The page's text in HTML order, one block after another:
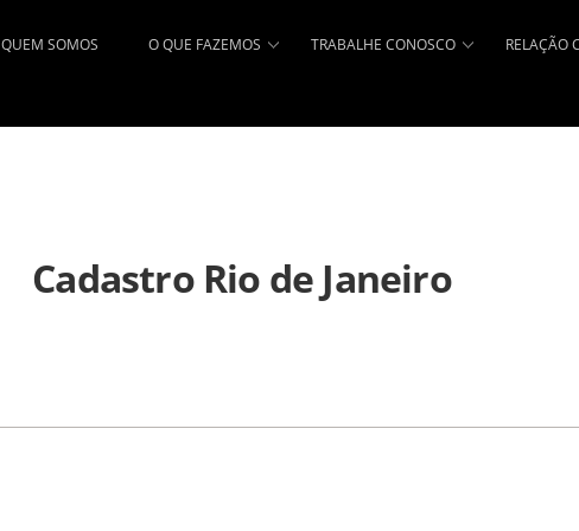
QUEM SOMOS O QUE FAZEMOS TRABALHE CONOSCO RELAÇÃO
Cadastro Rio de Janeiro